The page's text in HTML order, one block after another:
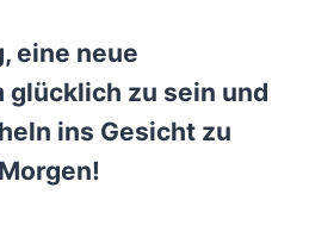
eine neue
glücklich zu sein und
ins Gesicht zu